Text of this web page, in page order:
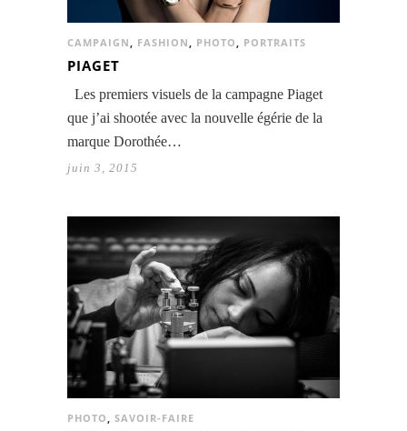
CAMPAIGN, FASHION, PHOTO, PORTRAITS
PIAGET
Les premiers visuels de la campagne Piaget
que j’ai shootée avec la nouvelle égérie de la
marque Dorothée…
juin 3, 2015
PHOTO, SAVOIR-FAIRE